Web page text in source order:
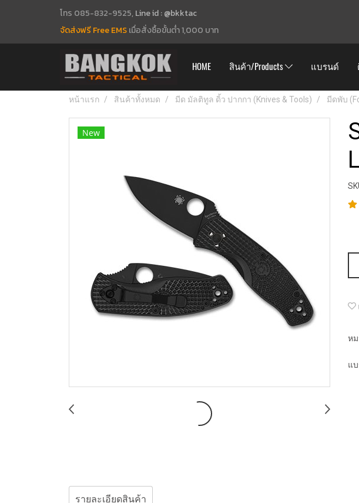
โทร 085-832-9525, Line id : @bkktac
จัดส่งฟรี Free EMSเมื่อสั่งซื้อขั้นต่ำ 1,000 บาท
HOME สินค้า/Products แบรนด์
หน้าแรก สินค้าทั้งหมด มีด มัลติทูล ดิ้ว ปากกา (Knives & Tools) มีดพับ
New
ห
แ
รายละเอียดสินค้า